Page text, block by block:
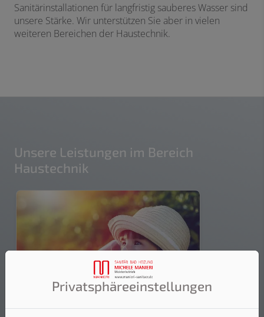
Sanitärinstallationen für langfristig sauberes Wasser sind
unsere Stärke. Wir unterstützen Sie aber in vielen
weiteren Bereichen der Haustechnik.
Unsere Leistungen im Bereich
Haustechnik
Privatsphäre­einstellungen